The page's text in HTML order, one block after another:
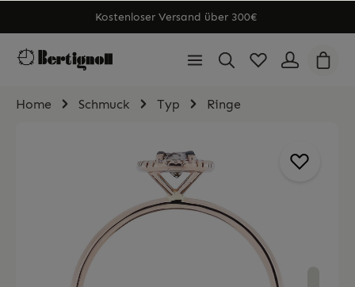
Kostenloser Versand über 300€
Home Schmuck Typ Ringe